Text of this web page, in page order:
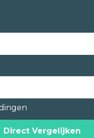
Direct Vergelijken